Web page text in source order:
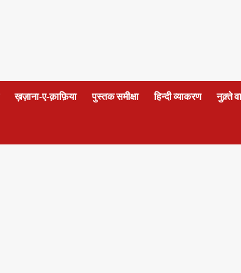
ख़ज़ाना-ए-क़ाफ़िया पुस्तक समीक्षा हिन्दी व्याकरण नुक़्ते